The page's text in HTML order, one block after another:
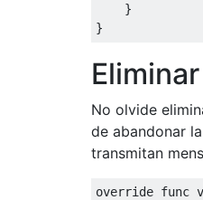
}
}
No olvide
de abandonar
transmitan
override func